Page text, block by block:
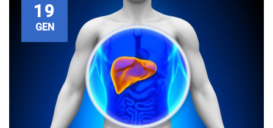
19
GEN